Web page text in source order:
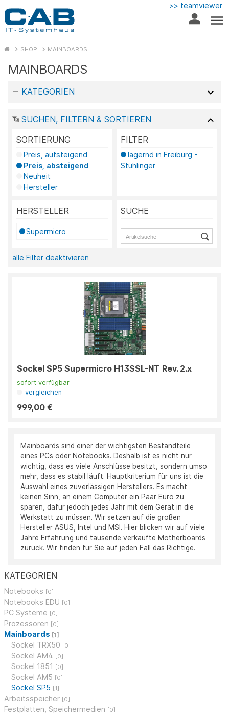
>> teamviewer
SHOP MAINBOARDS
KATEGORIEN
Notebooks [0]
Notebooks EDU [0]
PC Systeme [0]
Prozessoren [0]
Mainboards [1]
Sockel TRX50 [0]
Sockel AM4 [0]
Sockel 1851 [0]
Sockel AM5 [0]
Sockel SP5 [1]
Arbeitsspeicher [0]
Festplatten, Speichermedien [0]
MAINBOARDS
KATEGORIEN
SUCHEN, FILTERN & SORTIEREN
SORTIERUNG
Preis, aufsteigend
Preis, absteigend
Neuheit
Hersteller
FILTER
lagernd in Freiburg -
Stühlinger
HERSTELLER
Supermicro
SUCHE
alle Filter deaktivieren
Sockel SP5 Supermicro H13SSL-NT Rev. 2.x
sofort verfügbar
vergleichen
999,00 €
Mainboards sind einer der wichtigsten Bestandteile
eines PCs oder Notebooks. Deshalb ist es nicht nur
wichtig, dass es viele Anschlüsse besitzt, sondern umso
mehr, dass es stabil läuft. Hauptkriterium für uns ist die
Auswahl eines zuverlässigen Herstellers. Es macht
keinen Sinn, an einem Computer ein Paar Euro zu
sparen, dafür jedoch jedes Jahr mit dem Gerät in die
Werkstatt zu müssen. Wir setzen auf die großen
Hersteller ASUS, Intel und MSI. Hier blicken wir auf viele
Jahre Erfahrung und tausende verkaufte Motherboards
zurück. Wir finden für Sie auf jeden Fall das Richtige.